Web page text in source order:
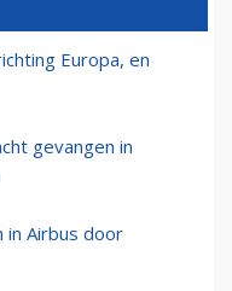
Europa, en
gevangen in
Airbus door